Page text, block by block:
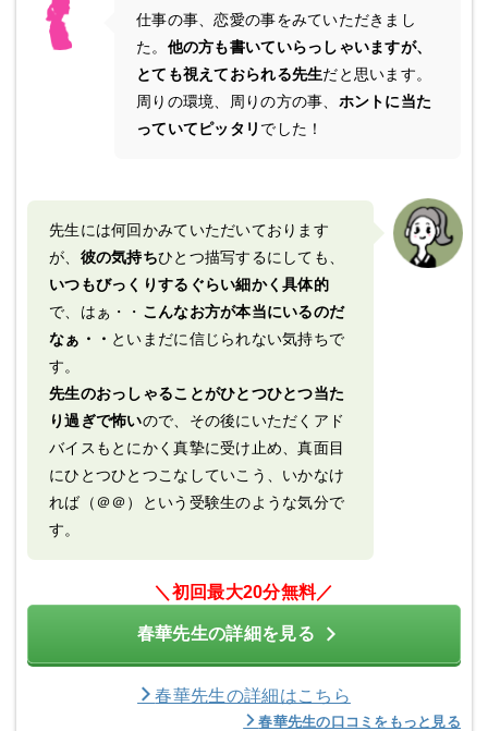
仕事の事、恋愛の事をみていただきまし
た。 他の方も書いていらっしゃいますが、
とても視えておられる先生だと思います。
周りの環境、周りの方の事、 ホントに当た
っていてピッタリ でした！
先生には何回かみていただいております
が、 彼の気持ちひとつ描写するにしても、
いつもびっくりするぐらい細かく具体的
で、はぁ・・ こんなお方が本当にいるのだ
なぁ・・ といまだに信じられない気持ちで
す。
先生のおっしゃることがひとつひとつ当た
り過ぎで怖いので、その後にいただくアド
バイスもとにかく真摯に受け止め、真面目
にひとつひとつこなしていこう、いかなけ
れば（＠＠）という受験生のような気分で
す。
＼初回最大20分無料／
春華先生の詳細を見る
春華先生の詳細はこちら
春華先生の口コミをもっと見る